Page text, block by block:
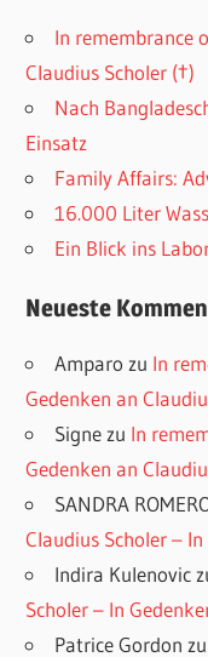
In remembrance
Claudius Scholer (†)
Nach
Einsatz
Family Affairs:
16.000 Liter
Ein Blick ins
Neueste
Amparo zu In
Gedenken an
Signezu In
Gedenken an
SANDRA
Claudius Scholer –
Indira Kulenovic
Scholer – In
Patrice Gordon zu